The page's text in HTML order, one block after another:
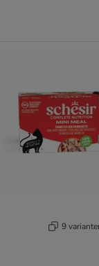
9